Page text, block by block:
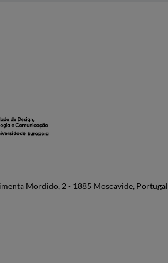
Mordido, 2 - 1885 Moscavide, Portugal